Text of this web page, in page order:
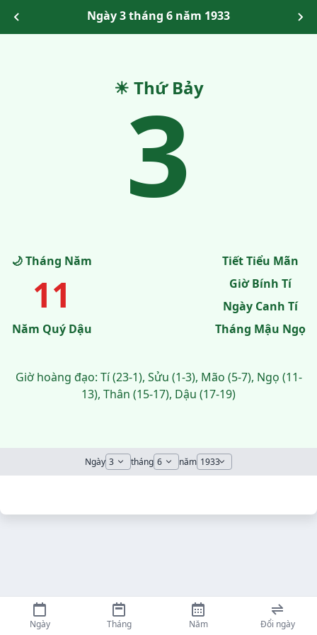
Ngày 3 tháng 6 năm 1933
☀ Thứ Bảy
3
🌙 Tháng Năm
11
Năm Quý Dậu
Tiết Tiểu Mãn
Giờ Bính Tí
Ngày Canh Tí
Tháng Mậu Ngọ
Giờ hoàng đạo: Tí (23-1), Sửu (1-3), Mão (5-7), Ngọ (11-
13), Thân (15-17), Dậu (17-19)
Ngày tháng năm
Ngày Tháng Năm Đổi ngày